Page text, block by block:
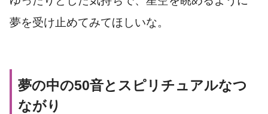
夢を受け止めてみてほしいな。
夢の中の50音とスピリチュアルなつ
ながり